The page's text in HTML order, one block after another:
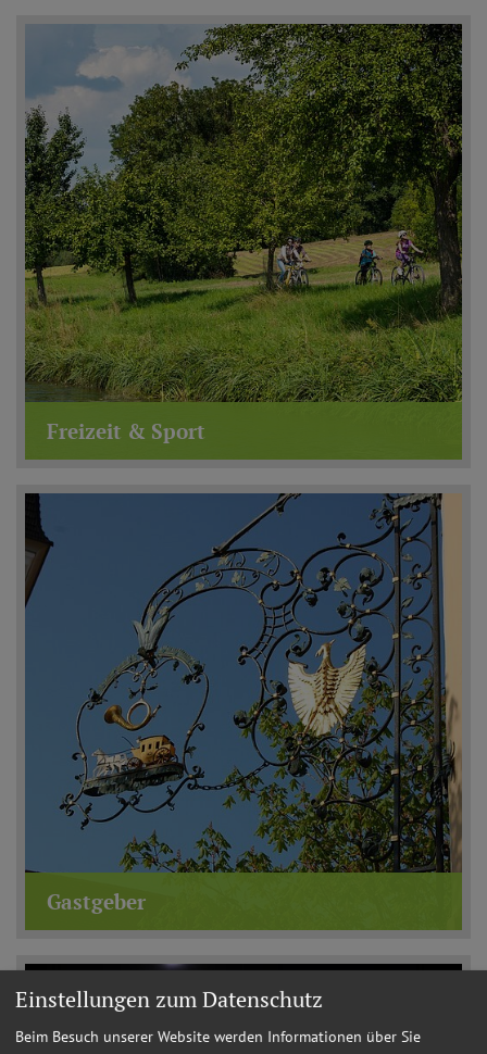
Freizeit & Sport
Gastgeber
Einstellungen zum Datenschutz
Beim Besuch unserer Website werden Informationen über Sie